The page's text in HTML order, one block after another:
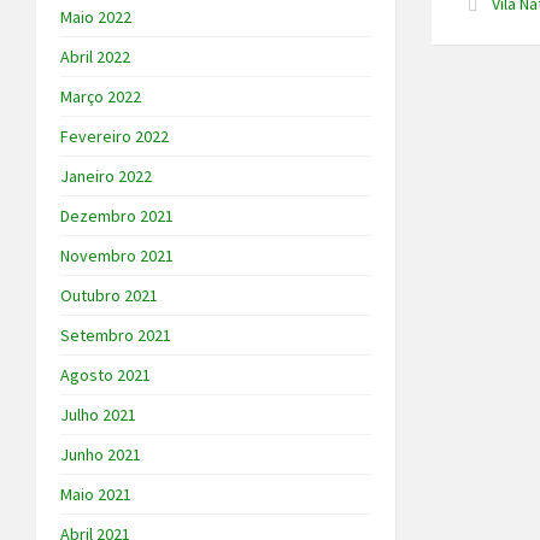
Maio 2022
Abril 2022
Março 2022
Fevereiro 2022
Janeiro 2022
Dezembro 2021
Novembro 2021
Outubro 2021
Setembro 2021
Agosto 2021
Julho 2021
Junho 2021
Maio 2021
Abril 2021